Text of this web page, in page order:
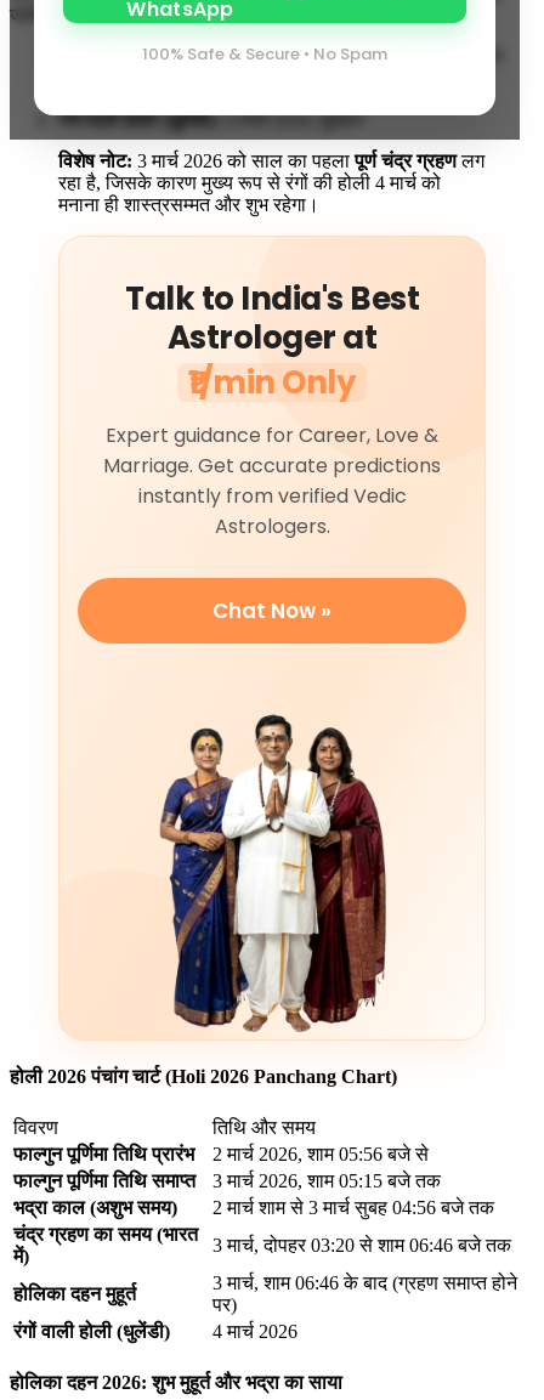
100% Safe & Secure • No Spam
जाती है। वर्ष 2026 में तिथियों का संयोग कुछ इस प्रकार है:
होलिका दहन:2 मार्च और 3 मार्च 2026 (भद्रा और ग्रहण के कारण
रंगों वाली होली (धुलेंडी):4 मार्च 2026, बुधवार
विशेष नोट: 3 मार्च 2026 को साल का पहलापूर्ण चंद्र ग्रहणलग
रहा है, जिसके कारण मुख्य रूप से रंगों की होली 4 मार्च को
मनाना ही शास्त्रसम्मत और शुभ रहेगा।
Talk to India's Best
Astrologer at
₹1/min Only
Expert guidance for Career, Love &
Marriage. Get accurate predictions
instantly from verified Vedic
Astrologers.
Chat Now »
होली 2026 पंचांग चार्ट (Holi 2026 Panchang Chart)
विवरण
तिथि और समय
फाल्गुन पूर्णिमा तिथि प्रारंभ
2 मार्च 2026, शाम 05:56 बजे से
फाल्गुन पूर्णिमा तिथि समाप्त
3 मार्च 2026, शाम 05:15 बजे तक
भद्रा काल (अशुभ समय)
2 मार्च शाम से 3 मार्च सुबह 04:56 बजे तक
चंद्र ग्रहण का समय (भारत
में)
3 मार्च, दोपहर 03:20 से शाम 06:46 बजे तक
होलिका दहन मुहूर्त
3 मार्च, शाम 06:46 के बाद (ग्रहण समाप्त होने
पर)
रंगों वाली होली (धुलेंडी)
4 मार्च 2026
होलिका दहन 2026: शुभ मुहूर्त और भद्रा का साया